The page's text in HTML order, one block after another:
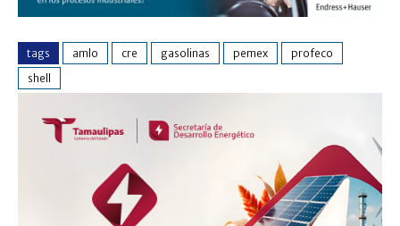
tags amlo cre gasolinas pemex
profeco
shell